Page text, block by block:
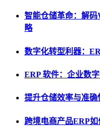
智能仓储革命：解
略
数字化转型利器：
ERP 软件：企业数
提升仓储效率与准确
跨境电商产品ERP